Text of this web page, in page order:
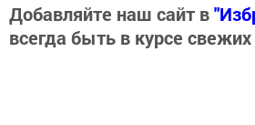
Добавляйте наш сайт в
всегда быть в курсе